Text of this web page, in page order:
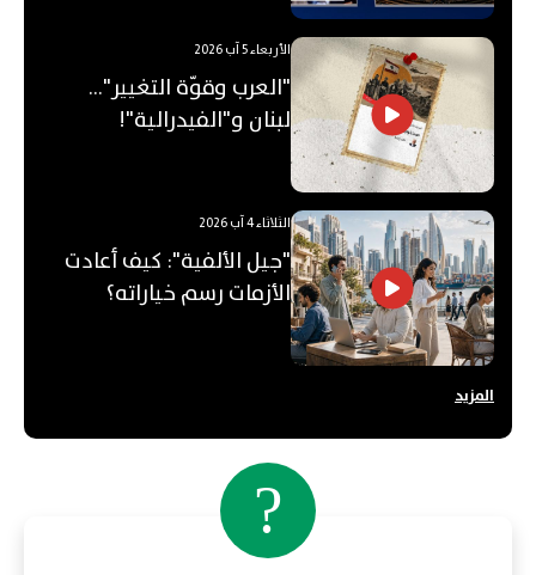
الأربعاء 5 آب 2026
"العرب وقوّة التغيير"...
لبنان و"الفيدرالية"!
الثلاثاء 4 آب 2026
"جيل الألفية": كيف أعادت
الأزمات رسم خياراته؟
المزيد
?